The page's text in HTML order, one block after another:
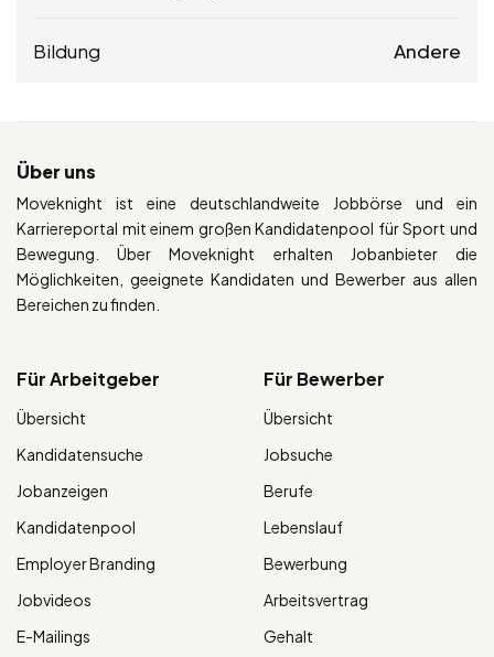
Bildung Andere
Über uns
Moveknight ist eine deutschlandweite Jobbörse und ein
Karriereportal mit einem großen Kandidatenpool für Sport und
Bewegung. Über Moveknight erhalten Jobanbieter die
Möglichkeiten, geeignete Kandidaten und Bewerber aus allen
Bereichen zu finden.
Für Arbeitgeber
Übersicht
Kandidatensuche
Jobanzeigen
Kandidatenpool
Employer Branding
Jobvideos
E-Mailings
Für Bewerber
Übersicht
Jobsuche
Berufe
Lebenslauf
Bewerbung
Arbeitsvertrag
Gehalt